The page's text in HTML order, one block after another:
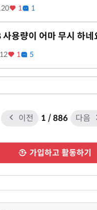
1 1
용량이 어마 무시 하네
1 5
이전 1 / 886 다음
가입하고 활동하기